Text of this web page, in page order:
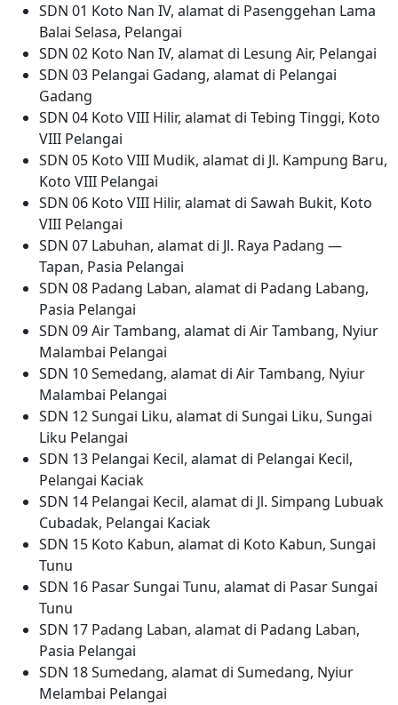
SDN 01 Koto Nan IV, alamat di Pasenggehan Lama
Balai Selasa, Pelangai
SDN 02 Koto Nan IV, alamat di Lesung Air, Pelangai
SDN 03 Pelangai Gadang, alamat di Pelangai
Gadang
SDN 04 Koto VIII Hilir, alamat di Tebing Tinggi, Koto
VIII Pelangai
SDN 05 Koto VIII Mudik, alamat di Jl. Kampung Baru,
Koto VIII Pelangai
SDN 06 Koto VIII Hilir, alamat di Sawah Bukit, Koto
VIII Pelangai
SDN 07 Labuhan, alamat di Jl. Raya Padang —
Tapan, Pasia Pelangai
SDN 08 Padang Laban, alamat di Padang Labang,
Pasia Pelangai
SDN 09 Air Tambang, alamat di Air Tambang, Nyiur
Malambai Pelangai
SDN 10 Semedang, alamat di Air Tambang, Nyiur
Malambai Pelangai
SDN 12 Sungai Liku, alamat di Sungai Liku, Sungai
Liku Pelangai
SDN 13 Pelangai Kecil, alamat di Pelangai Kecil,
Pelangai Kaciak
SDN 14 Pelangai Kecil, alamat di Jl. Simpang Lubuak
Cubadak, Pelangai Kaciak
SDN 15 Koto Kabun, alamat di Koto Kabun, Sungai
Tunu
SDN 16 Pasar Sungai Tunu, alamat di Pasar Sungai
Tunu
SDN 17 Padang Laban, alamat di Padang Laban,
Pasia Pelangai
SDN 18 Sumedang, alamat di Sumedang, Nyiur
Melambai Pelangai